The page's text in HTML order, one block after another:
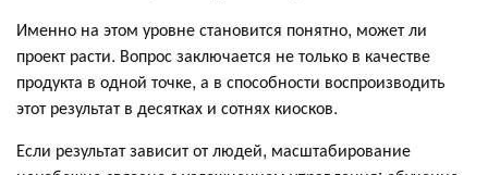
Именно на этом уровне становится понятно, может ли
проект расти. Вопрос заключается не только в качестве
продукта в одной точке, а в способности воспроизводить
этот результат в десятках и сотнях киосков.
Если результат зависит от людей, масштабирование